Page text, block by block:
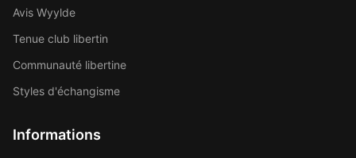
Avis Wyylde
Tenue club libertin
Communauté libertine
Styles d'échangisme
Informations